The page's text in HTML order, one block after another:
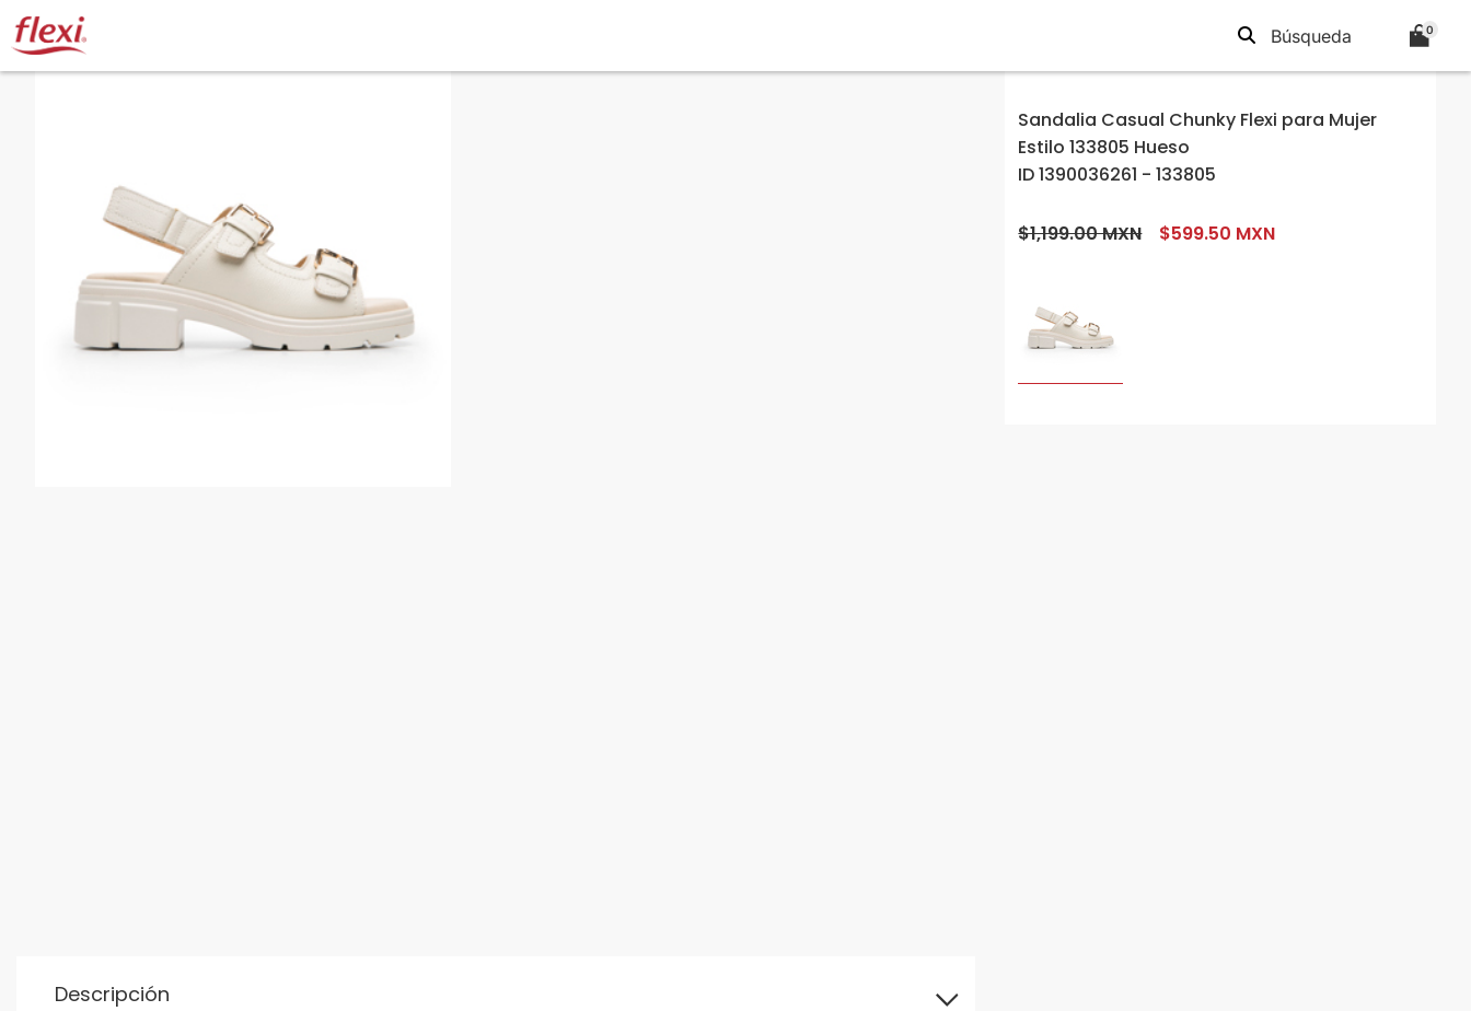
0
Sandalia Casual Chunky Flexi para Mujer
Estilo 133805 Hueso
ID 1390036261 - 133805
$1,199.00 MXN $599.50 MXN
Descripción